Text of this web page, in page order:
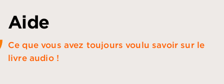
Aide
Ce que vous avez toujours voulu savoir sur le
livre audio !